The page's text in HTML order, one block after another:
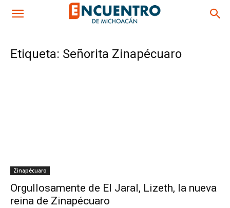
Etiqueta: Señorita Zinapécuaro
Zinapécuaro
Orgullosamente de El Jaral, Lizeth, la nueva
reina de Zinapécuaro